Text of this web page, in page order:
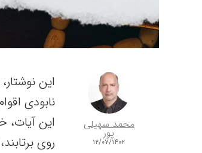
محمد سهیلی
پور
۱۲/۰۷/۱۴۰۲
نابودی
این آیات،
روی